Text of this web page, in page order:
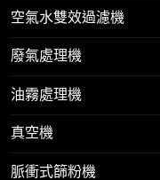
空氣水雙效過濾機
廢氣處理機
油霧處理機
真空機
脈衝式篩粉機